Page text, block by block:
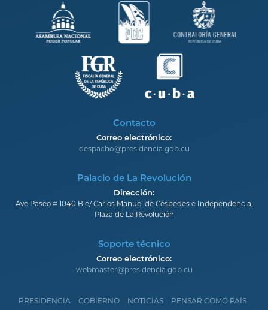
Contacto
Correo electrónico:
despacho@presidencia.gob.cu
Palacio de La Revolución
Dirección:
Ave Paseo # 1040 B e/ Carlos Manuel de Céspedes e Independencia,
Plaza de La Revolución
Soporte técnico
Correo electrónico:
webmaster@presidencia.gob.cu
PRESIDENCIA GOBIERNO NOTICIAS PENSAR COMO PAÍS